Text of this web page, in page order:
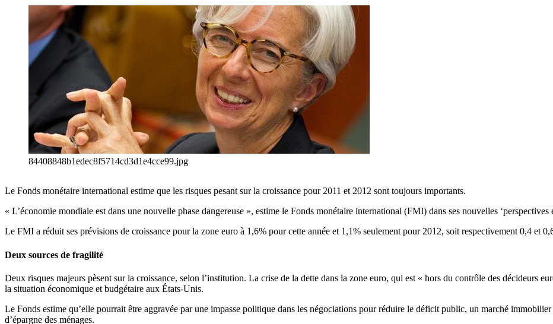
84408848b1edec8f5714cd3d1e4cce99.jpg
Le Fonds monétaire international estime que les risques pesant sur la croissance pour 2011 et 2012 sont toujours importants.
« L’économie mondiale est dans une nouvelle phase dangereuse », estime le Fonds monétaire international (FMI) dans ses nouvelles ‘perspectives
Le FMI a réduit ses prévisions de croissance pour la zone euro à 1,6% pour cette année et 1,1% seulement pour 2012, soit respectivement 0,4 et
Deux sources de fragilité
Deux risques majeurs pèsent sur la croissance, selon l’institution. La crise de la dette dans la zone euro, qui est « hors du contrôle des décideurs
la situation économique et budgétaire aux États-Unis.
Le Fonds estime qu’elle pourrait être aggravée par une impasse politique dans les négociations pour réduire le déficit public, un marché
d’épargne des ménages.